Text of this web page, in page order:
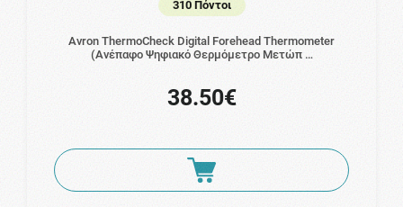
310 Πόντοι
Avron ThermoCheck Digital Forehead Thermometer
(Ανέπαφο Ψηφιακό Θερμόμετρο Μετώπ …
38.50€